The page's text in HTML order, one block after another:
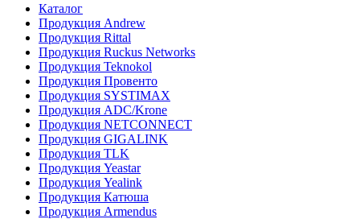
Каталог
Продукция Andrew
Продукция Rittal
Продукция Ruckus Networks
Продукция Teknokol
Продукция Провенто
Продукция SYSTIMAX
Продукция ADC/Krone
Продукция NETCONNECT
Продукция GIGALINK
Продукция TLK
Продукция Yeastar
Продукция Yealink
Продукция Катюша
Продукция Armendus